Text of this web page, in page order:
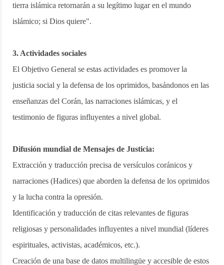
tierra islámica retornarán a su legítimo lugar en el mundo
islámico; si Dios quiere".
3. Actividades sociales
El Objetivo General se estas actividades es promover la
justicia social y la defensa de los oprimidos, basándonos en las
enseñanzas del Corán, las narraciones islámicas, y el
testimonio de figuras influyentes a nivel global.
Difusión mundial de Mensajes de Justicia:
Extracción y traducción precisa de versículos coránicos y
narraciones (Hadices) que aborden la defensa de los oprimidos
y la lucha contra la opresión.
Identificación y traducción de citas relevantes de figuras
religiosas y personalidades influyentes a nivel mundial (líderes
espirituales, activistas, académicos, etc.).
Creación de una base de datos multilingüe y accesible de estos